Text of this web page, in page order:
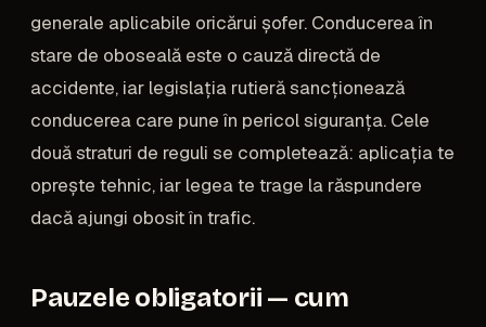
generale aplicabile oricărui șofer. Conducerea în
stare de oboseală este o cauză directă de
accidente, iar legislația rutieră sancționează
conducerea care pune în pericol siguranța. Cele
două straturi de reguli se completează: aplicația te
oprește tehnic, iar legea te trage la răspundere
dacă ajungi obosit în trafic.
Pauzele obligatorii — cum